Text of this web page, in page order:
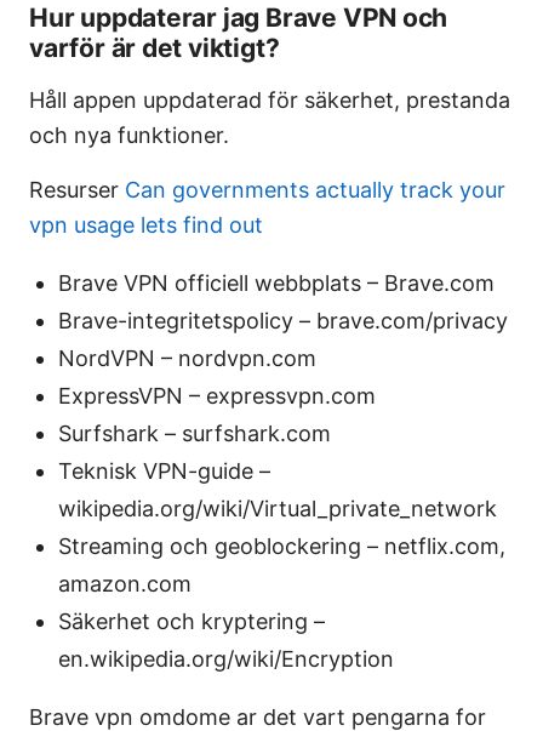
Hur uppdaterar jag Brave VPN och
varför är det viktigt?
Håll appen uppdaterad för säkerhet, prestanda
och nya funktioner.
Resurser Can governments actually track your
vpn usage lets find out
Brave VPN officiell webbplats – Brave.com
Brave-integritetspolicy – brave.com/privacy
NordVPN – nordvpn.com
ExpressVPN – expressvpn.com
Surfshark – surfshark.com
Teknisk VPN-guide –
wikipedia.org/wiki/Virtual_private_network
Streaming och geoblockering – netflix.com,
amazon.com
Säkerhet och kryptering –
en.wikipedia.org/wiki/Encryption
Brave vpn omdome ar det vart pengarna for